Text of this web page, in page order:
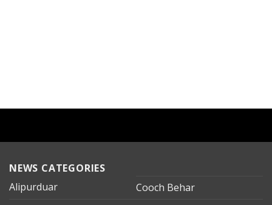
NEWS CATEGORIES
Alipurduar
Cooch Behar